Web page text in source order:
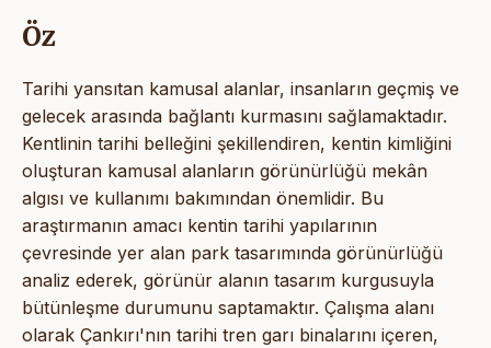
Öz
Tarihi yansıtan kamusal alanlar, insanların geçmiş ve
gelecek arasında bağlantı kurmasını sağlamaktadır.
Kentlinin tarihi belleğini şekillendiren, kentin kimliğini
oluşturan kamusal alanların görünürlüğü mekân
algısı ve kullanımı bakımından önemlidir. Bu
araştırmanın amacı kentin tarihi yapılarının
çevresinde yer alan park tasarımında görünürlüğü
analiz ederek, görünür alanın tasarım kurgusuyla
bütünleşme durumunu saptamaktır. Çalışma alanı
olarak Çankırı'nın tarihi tren garı binalarını içeren,